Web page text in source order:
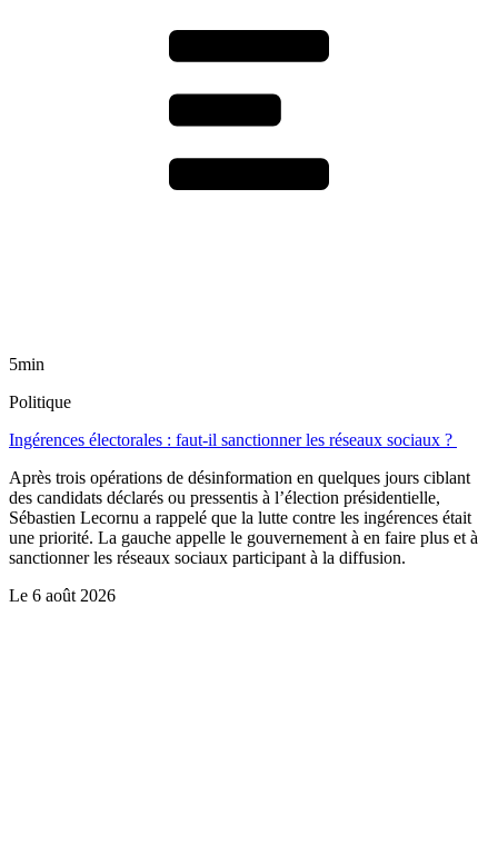
5min
Politique
Ingérences électorales : faut-il sanctionner les réseaux sociaux ?
Après trois opérations de désinformation en quelques jours ciblant
des candidats déclarés ou pressentis à l’élection présidentielle,
Sébastien Lecornu a rappelé que la lutte contre les ingérences était
une priorité. La gauche appelle le gouvernement à en faire plus et à
sanctionner les réseaux sociaux participant à la diffusion.
Le 6 août 2026